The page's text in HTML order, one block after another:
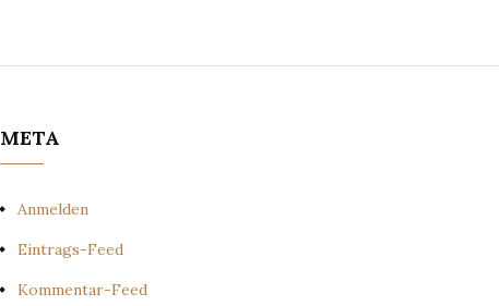
META
Anmelden
Eintrags-Feed
Kommentar-Feed